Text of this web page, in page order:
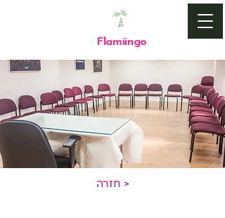
Flamiingo
חזרה >